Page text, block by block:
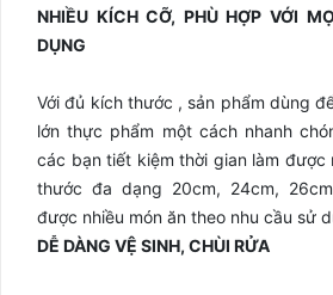
NHIỀU KÍCH CỠ, PHÙ HỢP VỚI
DỤNG
Với đủ kích thước , sản phẩm dùng
lớn thực phẩm một cách nhanh
các bạn tiết kiệm thời gian làm được
thước đa dạng 20cm, 24cm,
được nhiều món ăn theo nhu cầu sử
DỄ DÀNG VỆ SINH, CHÙI RỬA